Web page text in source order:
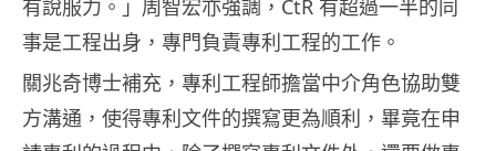
有說服力。」周智宏亦強調，CtR 有超過一半的同
事是工程出身，專門負責專利工程的工作。
關兆奇博士補充，專利工程師擔當中介角色協助雙
方溝通，使得專利文件的撰寫更為順利，畢竟在申